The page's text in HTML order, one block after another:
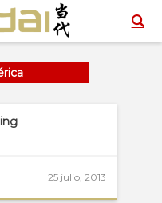
25 julio, 2013